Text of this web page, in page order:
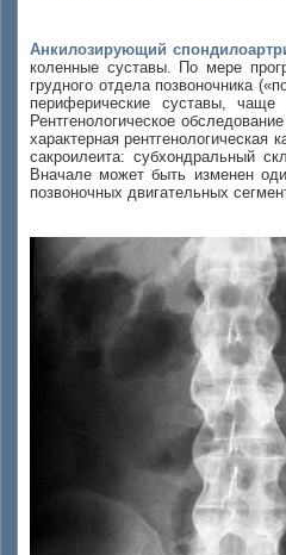
Анкилозирующий
коленные суставы. По мере
грудного отдела позвоночника
периферические суставы,
Рентгенологическое
характерная
сакроилеита: субхондральный
Вначале может быть изменен
позвоночных двигательных